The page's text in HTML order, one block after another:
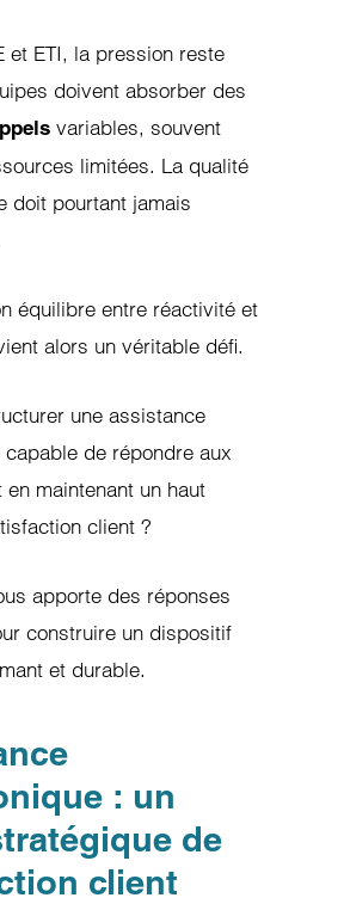
et ETI, la pression reste
doivent absorber des
variables, souvent
limitées. La qualité
doit pourtant jamais
équilibre entre réactivité et
alors un véritable défi.
une assistance
de répondre aux
maintenant un haut
client ?
apporte des réponses
construire un dispositif
et durable.
: un
de
client